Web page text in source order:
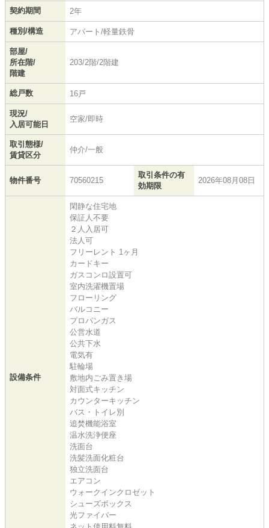
契約期間 2年
種別/構造 アパート/軽量鉄骨
部屋/
所在階/
階建
203/2階/2階建
総戸数 16戸
現況/
入居可能日
空家/即時
取引態様/
賃貸区分
仲介/一般
物件番号 70560215
取引条件の有
効期限
2026年08月08日
設備条件
閑静な住宅地
保証人不要
２人入居可
法人可
フリーレント 1ヶ月
カードキー
ガスコンロ設置可
室内洗濯機置場
フローリング
バルコニー
プロパンガス
公営水道
公共下水
電気有
駐輪場
敷地内ごみ置き場
対面式キッチン
カウンターキッチン
バス・トイレ別
追焚機能浴室
温水洗浄便座
洗面台
洗髪洗面化粧台
独立洗面台
エアコン
ウォークインクロゼット
シューズボックス
光ファイバー